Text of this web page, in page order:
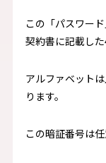
この「パスワー
契約書に記載した
アルファベット
ります。
この暗証番号は